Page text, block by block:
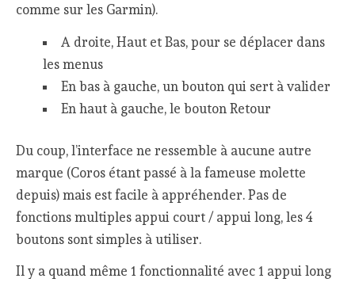
comme sur les Garmin).
A droite, Haut et Bas, pour se déplacer dans
les menus
En bas à gauche, un bouton qui sert à valider
En haut à gauche, le bouton Retour
Du coup, l’interface ne ressemble à aucune autre
marque (Coros étant passé à la fameuse molette
depuis) mais est facile à appréhender. Pas de
fonctions multiples appui court / appui long, les 4
boutons sont simples à utiliser.
Il y a quand même 1 fonctionnalité avec 1 appui long